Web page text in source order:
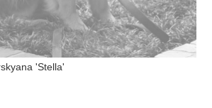
'Stella'